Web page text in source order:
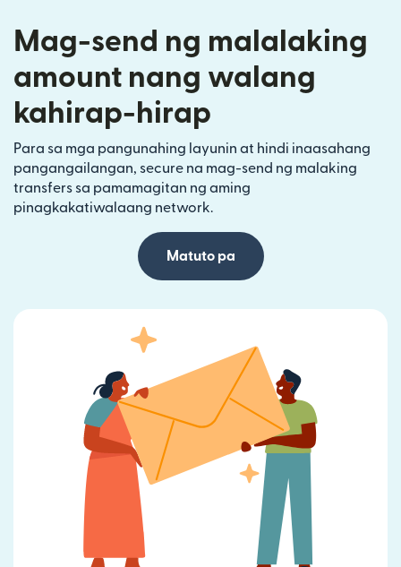
Mag-send ng malalaking
amount nang walang
kahirap-hirap
Para sa mga pangunahing layunin at hindi inaasahang
pangangailangan, secure na mag-send ng malaking
transfers sa pamamagitan ng aming
pinagkakatiwalaang network.
Matuto pa